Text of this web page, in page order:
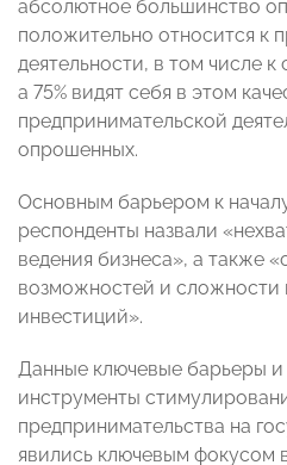
абсолютное большинство
положительно относится к
деятельности, в том числе
а 75% видят себя в этом
предпринимательской
опрошенных.
Основным барьером к
респонденты назвали
ведения бизнеса», а также
возможностей и сложности
инвестиций».
Данные ключевые барьеры
инструменты
предпринимательства на
явились ключевым фокусом